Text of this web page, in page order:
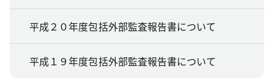
平成２０年度包括外部監査報告書について
平成１９年度包括外部監査報告書について